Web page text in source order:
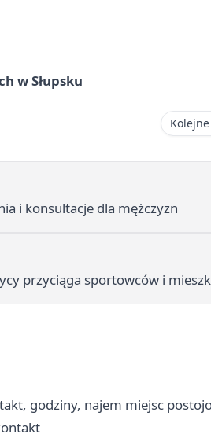
w Słupsku
i konsultacje dla mężczyzn
przyciąga sportowców i
godziny, najem miejsc